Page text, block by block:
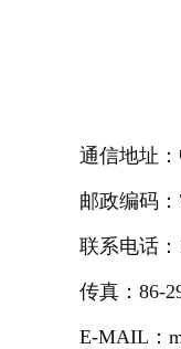
通信地址
邮政编码：
联系电话：
传真：86-
E-MAIL：